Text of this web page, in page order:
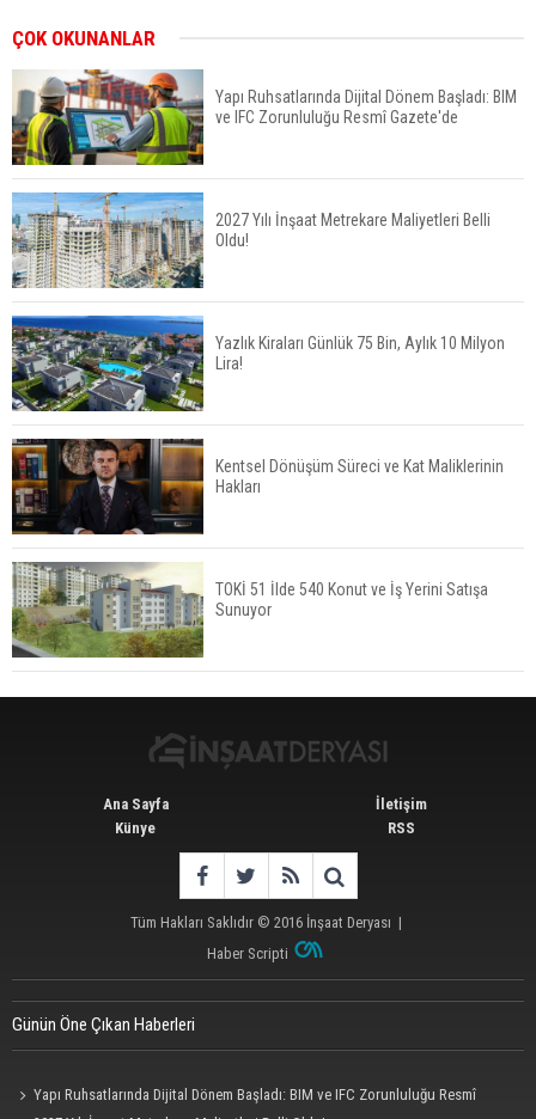
Konut Satışları Güçlü Seyrini Korudu Yabancıya
Satış Geriledi
ABD'de İnşaat Harcamaları Geriledi
Tercih Döneminde Barınma Telaşı Başladı
Aileden Miras Kalan Ev Nasıl Satılır?
İstanbul'da 15 Bin Kiralık Sosyal Konut Eylülde
Kiraya Verilecek
ÇOK OKUNANLAR
Yapı Ruhsatlarında Dijital Dönem Başladı: BIM
ve IFC Zorunluluğu Resmî Gazete'de
2027 Yılı İnşaat Metrekare Maliyetleri Belli
Oldu!
Yazlık Kiraları Günlük 75 Bin, Aylık 10 Milyon
Lira!
Kentsel Dönüşüm Süreci ve Kat Maliklerinin
Hakları
TOKİ 51 İlde 540 Konut ve İş Yerini Satışa
Sunuyor
Ana Sayfa
Künye
İletişim
RSS
Tüm Hakları Saklıdır © 2016 İnşaat Deryası |
Haber Scripti
Günün Öne Çıkan Haberleri
Yapı Ruhsatlarında Dijital Dönem Başladı: BIM ve IFC Zorunluluğu Resmî